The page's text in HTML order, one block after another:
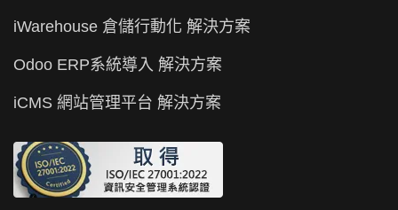
iWarehouse 倉儲行動化 解決方案
Odoo ERP系統導入 解決方案
iCMS 網站管理平台 解決方案